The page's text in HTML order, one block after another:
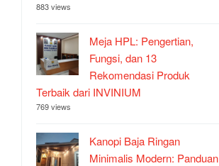
883 views
Meja HPL: Pengertian,
Fungsi, dan 13
Rekomendasi Produk
Terbaik dari INVINIUM
769 views
Kanopi Baja Ringan
Minimalis Modern: Panduan